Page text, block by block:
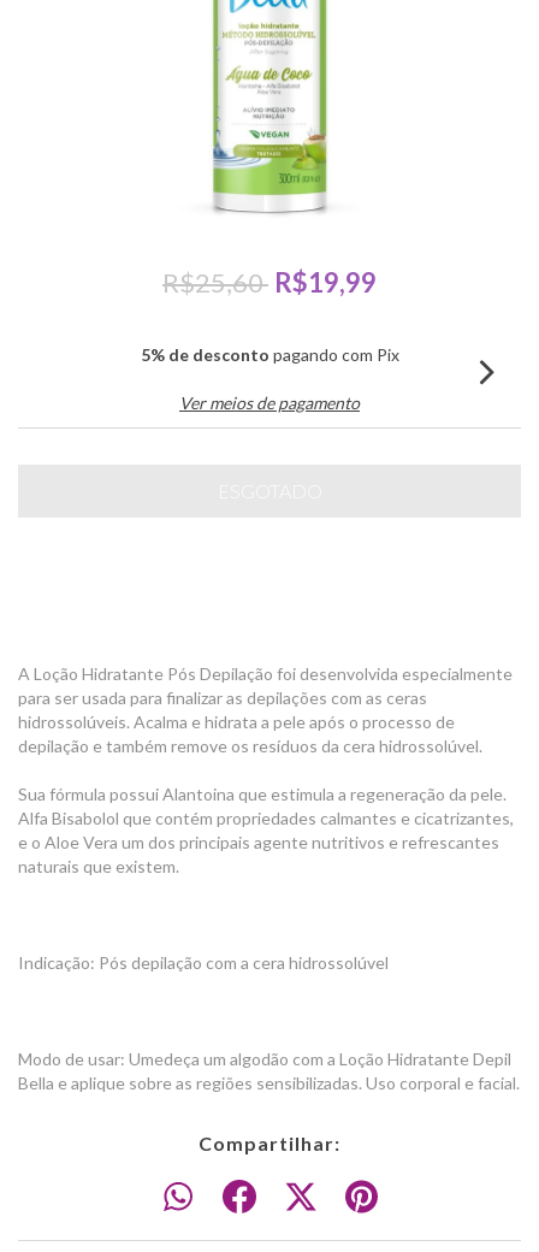
R$25,60 R$19,99
5% de desconto pagando com Pix
Ver meios de pagamento
A Loção Hidratante Pós Depilação foi desenvolvida especialmente
para ser usada para finalizar as depilações com as ceras
hidrossolúveis. Acalma e hidrata a pele após o processo de
depilação e também remove os resíduos da cera hidrossolúvel.
Sua fórmula possui Alantoina que estimula a regeneração da pele.
Alfa Bisabolol que contém propriedades calmantes e cicatrizantes,
e o Aloe Vera um dos principais agente nutritivos e refrescantes
naturais que existem.
Indicação: Pós depilação com a cera hidrossolúvel
Modo de usar: Umedeça um algodão com a Loção Hidratante Depil
Bella e aplique sobre as regiões sensibilizadas. Uso corporal e facial.
Compartilhar: